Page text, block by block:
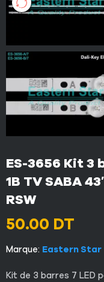
ES-3656 Kit 3
1B TV SABA
RSW
50.00 DT
Marque: Eastern Star
Kit de 3 barres 7 LED